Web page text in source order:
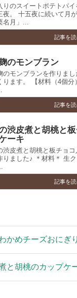
りのスイートポテトパ
夜。 十五夜に続いて月
名月」...
記事を
のモンブラン
のモンブランを作りま
ります。 【材料（4個
記事を
渋皮煮と胡桃と
ーキ
渋皮煮と胡桃と板チョ
りました♪ ＊材料＊
記事を
かめチーズおにぎり
と胡桃のカップケ